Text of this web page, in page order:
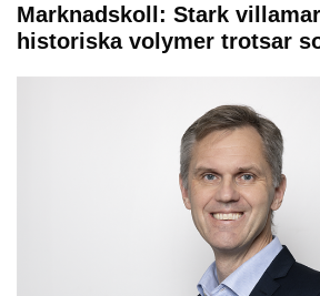
Marknadskoll: Stark
historiska volymer trotsar